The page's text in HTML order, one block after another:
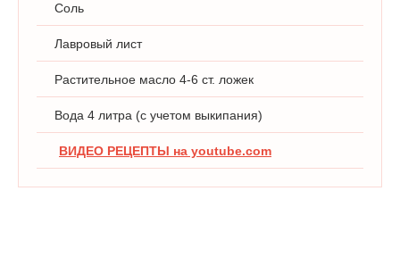
Соль
Лавровый лист
Растительное масло 4-6 ст. ложек
Вода 4 литра (с учетом выкипания)
ВИДЕО РЕЦЕПТЫ на youtube.com